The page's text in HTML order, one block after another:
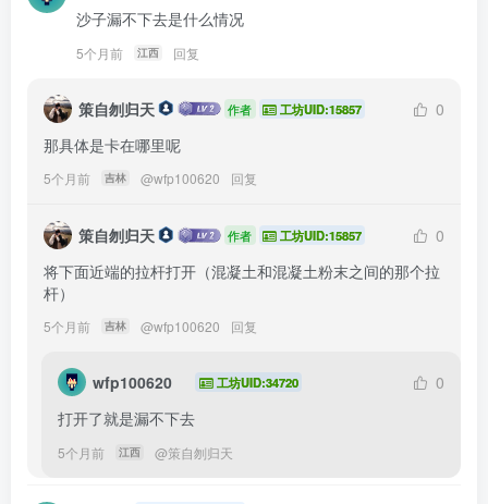
沙子漏不下去是什么情况
5个月前 江西 回复
策自刎归天 作者 工坊UID:15857
0
那具体是卡在哪里呢
5个月前 吉林 @wfp100620 回复
策自刎归天 作者 工坊UID:15857
0
将下面近端的拉杆打开（混凝土和混凝土粉末之间的那个拉
杆）
5个月前 吉林 @wfp100620 回复
wfp100620 工坊UID:34720
0
打开了就是漏不下去
5个月前 江西 @策自刎归天